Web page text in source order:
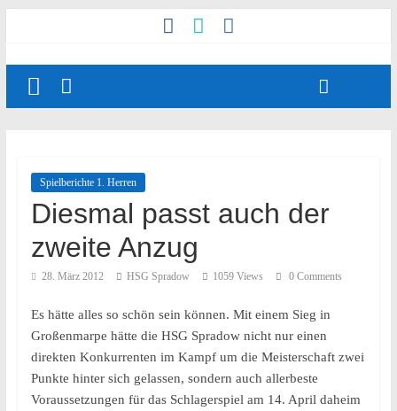
Spielberichte 1. Herren
Diesmal passt auch der
zweite Anzug
28. März 2012 HSG Spradow 1059 Views 0 Comments
Es hätte alles so schön sein können. Mit einem Sieg in
Großenmarpe hätte die HSG Spradow nicht nur einen
direkten Konkurrenten im Kampf um die Meisterschaft zwei
Punkte hinter sich gelassen, sondern auch allerbeste
Voraussetzungen für das Schlagerspiel am 14. April daheim